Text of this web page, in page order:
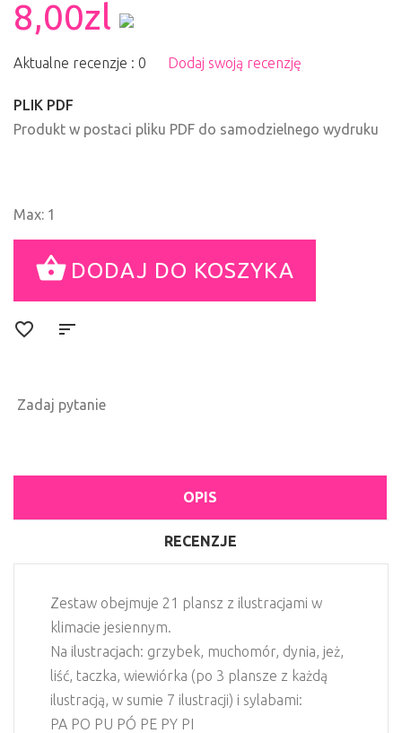
8,00zl
Aktualne recenzje : 0 Dodaj swoją recenzję
PLIK PDF
Produkt w postaci pliku PDF do samodzielnego wydruku
Max: 1
Zadaj pytanie
OPIS
RECENZJE
Zestaw obejmuje 21 plansz z ilustracjami w
klimacie jesiennym.
Na ilustracjach: grzybek, muchomór, dynia, jeż,
liść, taczka, wiewiórka (po 3 plansze z każdą
ilustracją, w sumie 7 ilustracji) i sylabami:
PA PO PU PÓ PE PY PI